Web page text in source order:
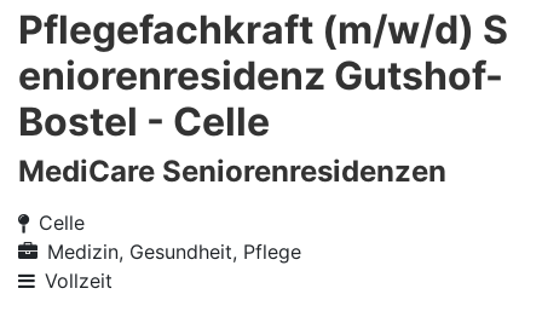
Pflegefachkraft (m/w/d) S
eniorenresidenz Gutshof-
Bostel - Celle
MediCare Seniorenresidenzen
Celle
Medizin, Gesundheit, Pflege
Vollzeit